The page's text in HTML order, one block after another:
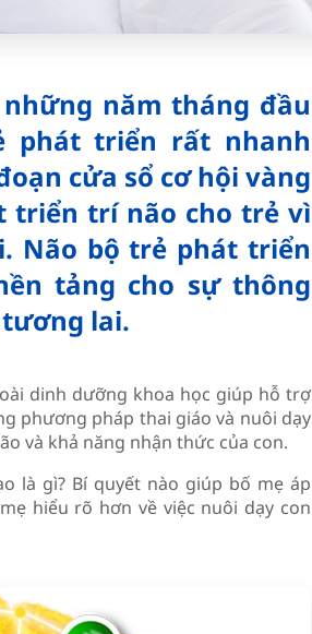
năm tháng đầu
phát triển rất nhanh
cửa sổ cơ hội vàng
triển trí não cho trẻ vì
Não bộ trẻ phát triển
tảng cho sự thông
lai.
dinh dưỡng khoa học giúp hỗ trợ
phương pháp thai giáo và nuôi dạy
và khả năng nhận thức của con.
là gì? Bí quyết nào giúp bố mẹ áp
hiểu rõ hơn về việc nuôi dạy con